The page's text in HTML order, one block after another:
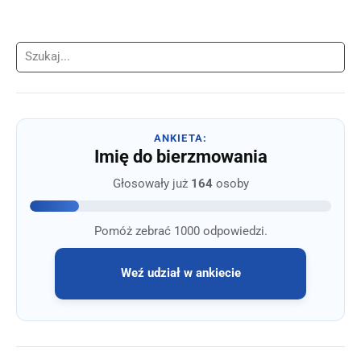
Szukaj
ANKIETA:
Imię do bierzmowania
Głosowały już 164osoby
Pomóż zebrać 1000 odpowiedzi.
Weź udział w ankiecie